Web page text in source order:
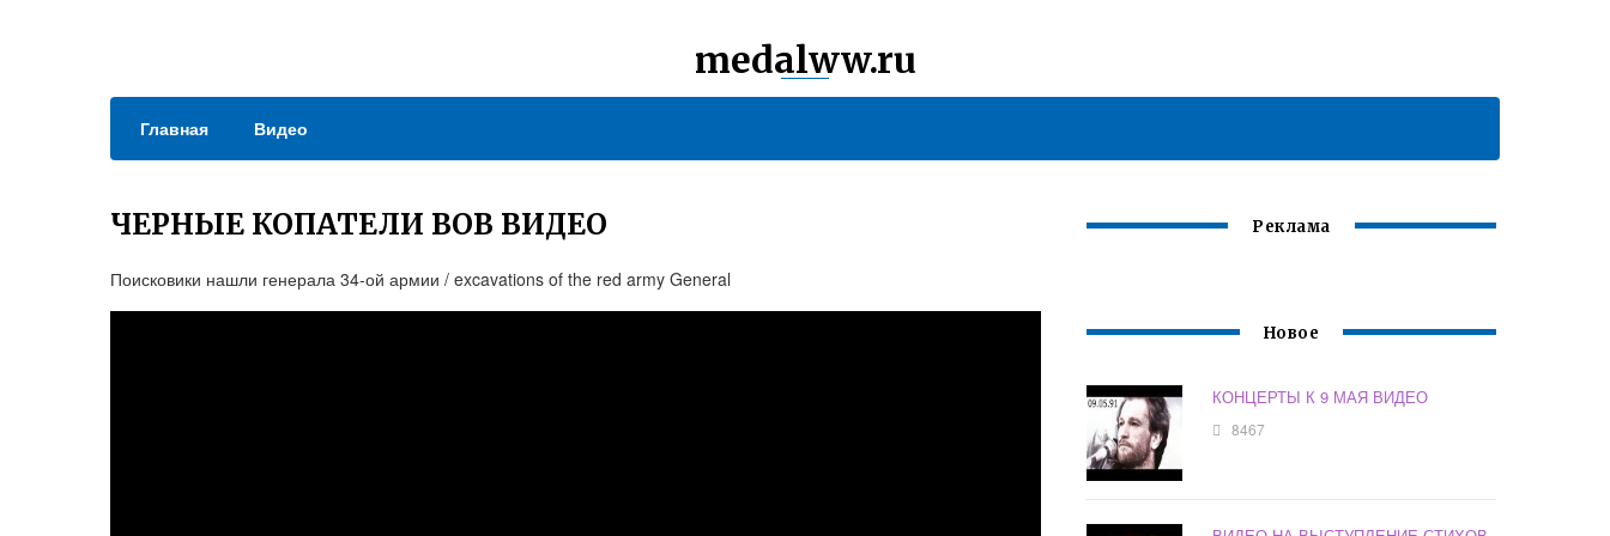
medalww.ru
Главная Видео
ЧЕРНЫЕ КОПАТЕЛИ ВОВ ВИДЕО
Поисковики нашли генерала 34-ой армии / excavations of the red army General
Реклама
Новое
КОНЦЕРТЫ К 9 МАЯ ВИДЕО
8467